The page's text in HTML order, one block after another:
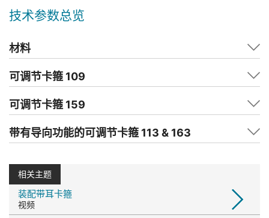
技术参数总览
材料
可调节卡箍 109
可调节卡箍 159
带有导向功能的可调节卡箍 113 & 163
相关主题
装配带耳卡箍
视频